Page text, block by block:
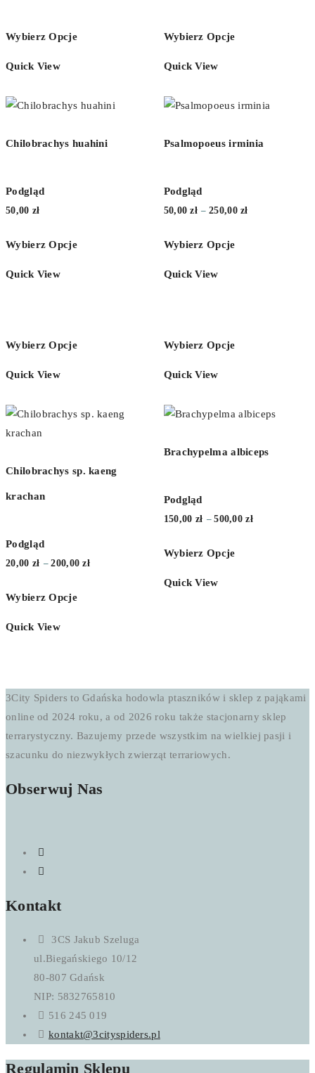
Wybierz Opcje
Quick View
Chilobrachys huahini
Podgląd
50,00 zł
Wybierz Opcje
Quick View
Wybierz Opcje
Quick View
Psalmopoeus irminia
Podgląd
50,00zł – 250,00zł
Wybierz Opcje
Quick View
Wybierz Opcje
Quick View
Chilobrachys sp. kaeng
krachan
Podgląd
20,00 zł – 200,00zł
Wybierz Opcje
Quick View
Wybierz Opcje
Quick View
Brachypelma albiceps
Podgląd
150,00 zł – 500,00zł
Wybierz Opcje
Quick View
3City Spiders to Gdańska hodowla ptaszników i sklep z pająkami
online od 2024 roku, a od 2026 roku także stacjonarny sklep
terrarystyczny. Bazujemy przede wszystkim na wielkiej pasji i
szacunku do niezwykłych zwierząt terrariowych.
Obserwuj Nas
Kontakt
3CS Jakub Szeluga
ul.Biegańskiego 10/12
80-807 Gdańsk
NIP: 5832765810
516 245 019
kontakt@3cityspiders.pl
Regulamin Sklepu